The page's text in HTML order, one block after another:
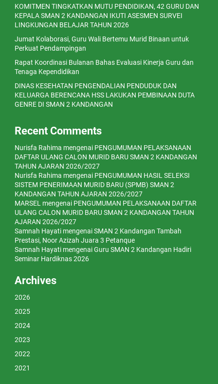
KOMITMEN TINGKATKAN MUTU PENDIDIKAN, 42 GURU DAN
KEPALA SMAN 2 KANDANGAN IKUTI ASESMEN SURVEI
LINGKUNGAN BELAJAR TAHUN 2026
Jumat Kolaborasi, Guru Wali Bertemu Murid Binaan untuk
Perkuat Pendampingan
Rapat Koordinasi Bulanan Bahas Evaluasi Kinerja Guru dan
Tenaga Kependidikan
DINAS KESEHATAN PENGENDALIAN PENDUDUK DAN
KELUARGA BERENCANA HSS LAKUKAN PEMBINAAN DUTA
GENRE DI SMAN 2 KANDANGAN
Recent Comments
Nurisfa Rahima mengenai PENGUMUMAN PELAKSANAAN
DAFTAR ULANG CALON MURID BARU SMAN 2 KANDANGAN
TAHUN AJARAN 2026/2027
Nurisfa Rahima mengenai PENGUMUMAN HASIL SELEKSI
SISTEM PENERIMAAN MURID BARU (SPMB) SMAN 2
KANDANGAN TAHUN AJARAN 2026/2027
MARSEL mengenai PENGUMUMAN PELAKSANAAN DAFTAR
ULANG CALON MURID BARU SMAN 2 KANDANGAN TAHUN
AJARAN 2026/2027
Samnah Hayati mengenaiSMAN 2 Kandangan Tambah
Prestasi, Noor Azizah Juara 3 Petanque
Samnah Hayati mengenaiGuru SMAN 2 Kandangan Hadiri
Seminar Hardiknas 2026
Archives
2026
2025
2024
2023
2022
2021